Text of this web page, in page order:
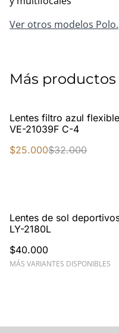
Ver otros modelos Polo.
Más productos
%
Lentes filtro azul
VE-21039F C-4
$25.000$32.000
Lentes de sol
LY-2180L
$40.000
MÁS VARIANTES DISPONIBLES